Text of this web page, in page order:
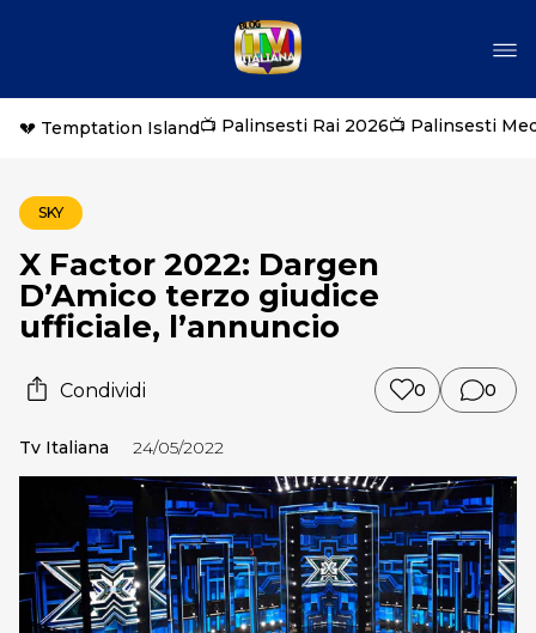
💔 Temptation Island📺 Palinsesti Rai 2026📺 Palinsesti
SKY
X Factor 2022: Dargen
D’Amico terzo giudice
ufficiale, l’annuncio
Condividi 0 0
Tv Italiana 24/05/2022